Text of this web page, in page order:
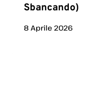
Sbancando)
8 Aprile 2026